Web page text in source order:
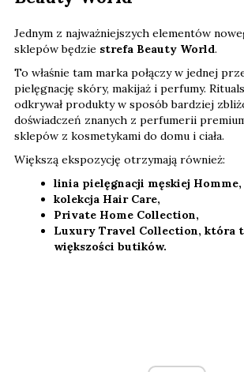
Jednym z najważniejszych elementów
sklepów będzie strefa Beauty World.
To właśnie tam marka połączy w jednej
pielęgnację skóry, makijaż i perfumy.
odkrywał produkty w sposób bardziej
doświadczeń znanych z perfumerii
sklepów z kosmetykami do domu i ciała.
Większą ekspozycję otrzymają również:
linia pielęgnacji męskiej Homme,
kolekcja Hair Care,
Private Home Collection,
Luxury Travel Collection, która
większości butików.